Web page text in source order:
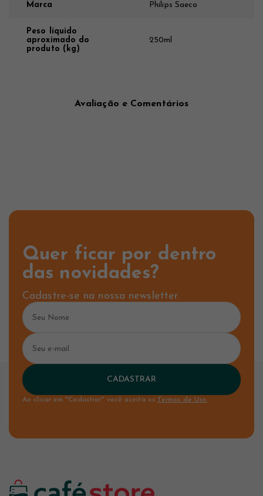
Marca Philips Saeco
Peso líquido
aproximado do
produto (kg)
250ml
Avaliação e Comentários
Quer ficar por dentro
das novidades?
Cadastre-se na nossa newsletter.
CADASTRAR
Ao clicar em "Cadastrar" você aceita os Termos de Uso.